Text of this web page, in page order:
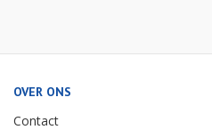
OVER ONS
Contact